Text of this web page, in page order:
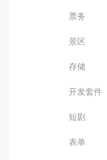
票务
景区
存储
开发套件
短剧
表单